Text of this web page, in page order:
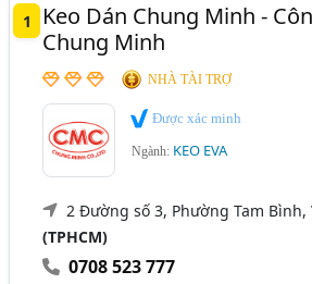
1
Keo Dán Chung Minh -
Chung Minh
NHÀ TÀI TRỢ
Được xác minh
Ngành: KEO EVA
2 Đường số 3, Phường Tam Bình,
(TPHCM)
0708 523 777